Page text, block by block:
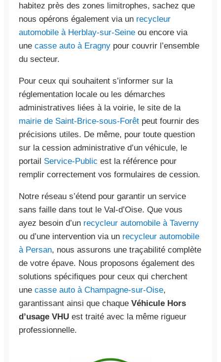
habitez près des zones limitrophes, sachez que
nous opérons également via un recycleur
automobile à Herblay-sur-Seine ou encore via
une casse auto à Eragny pour couvrir l’ensemble
du secteur.
Pour ceux qui souhaitent s’informer sur la
réglementation locale ou les démarches
administratives liées à la voirie, le site de la
mairie de Saint-Brice-sous-Forêt peut fournir des
précisions utiles. De même, pour toute question
sur la cession administrative d’un véhicule, le
portail Service-Public est la référence pour
remplir correctement vos formulaires de cession.
Notre réseau s’étend pour garantir un service
sans faille dans tout le Val-d’Oise. Que vous
ayez besoin d’un recycleur automobile à Taverny
ou d’une intervention via un recycleur automobile
à Persan, nous assurons une traçabilité complète
de votre épave. Nous proposons également des
solutions spécifiques pour ceux qui cherchent
une casse auto à Champagne-sur-Oise,
garantissant ainsi que chaque Véhicule Hors
d’usage VHU est traité avec la même rigueur
professionnelle.